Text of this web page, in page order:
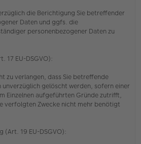
die Berichtigung Sie betreffender
Daten und ggfs. die
personenbezogener Daten zu
17 EU-DSGVO):
zu verlangen, dass Sie betreffende
gelöscht werden, sofern einer
Einzelnen aufgeführten Gründe zutrifft,
verfolgten Zwecke nicht mehr benötigt
(Art. 19 EU-DSGVO):